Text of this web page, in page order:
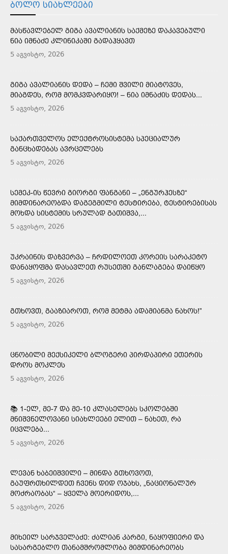
ᲑᲝᲚᲝ ᲡᲘᲐᲮᲚᲔᲔᲑᲘ
ᲛᲐᲡᲬᲐᲕᲚᲔᲑᲔᲚ ᲒᲘᲒᲐ ᲐᲕᲐᲚᲘᲐᲜᲘᲡ ᲡᲐᲥᲛᲔᲖᲔ ᲓᲐᲙᲐᲕᲔᲑᲣᲚᲘ
ᲜᲘᲐ ᲘᲛᲜᲐᲫᲔ ᲙᲚᲘᲜᲘᲙᲐᲨᲘ ᲒᲐᲓᲐᲰᲧᲐᲕᲗ
5 აგვისტო, 2026
ᲒᲘᲒᲐ ᲐᲕᲐᲚᲘᲐᲜᲘᲡ ᲓᲔᲓᲐ – ᲩᲔᲛᲘ ᲨᲕᲘᲚᲘ ᲛᲘᲐᲢᲝᲕᲔᲡ,
ᲛᲘᲐᲒᲓᲔᲡ, ᲠᲝᲛ ᲛᲝᲛᲙᲕᲓᲐᲠᲘᲧᲝ! – ᲜᲘᲐ ᲘᲛᲜᲐᲫᲘᲡ ᲓᲔᲓᲐᲡ...
5 აგვისტო, 2026
ᲡᲐᲥᲐᲠᲗᲕᲔᲚᲝᲡ ᲔᲚᲔᲥᲢᲠᲝᲡᲘᲡᲢᲔᲛᲐ ᲡᲞᲔᲪᲘᲐᲚᲣᲠ
ᲒᲐᲜᲪᲮᲐᲓᲔᲑᲐᲡ ᲐᲕᲠᲪᲔᲚᲔᲑᲡ
5 აგვისტო, 2026
ᲡᲔᲛᲔᲙ-ᲘᲡ ᲬᲔᲕᲠᲘ ᲒᲘᲝᲠᲒᲘ ᲤᲐᲜᲒᲐᲜᲘ – „ᲔᲜᲒᲣᲠᲰᲔᲡᲖᲔ“
ᲛᲘᲛᲓᲘᲜᲐᲠᲔᲝᲑᲓᲐ ᲓᲐᲒᲔᲒᲛᲘᲚᲘ ᲢᲔᲡᲢᲘᲠᲔᲑᲐ, ᲢᲔᲡᲢᲘᲠᲔᲑᲘᲡᲐᲡ
ᲛᲝᲮᲓᲐ ᲡᲘᲡᲢᲔᲛᲘᲡ ᲡᲠᲣᲚᲐᲓ ᲒᲐᲗᲘᲨᲕᲐ,...
5 აგვისტო, 2026
ᲣᲙᲠᲐᲘᲜᲘᲡ ᲓᲐᲖᲕᲔᲠᲕᲐ – ᲩᲠᲓᲘᲚᲝᲔᲗ ᲙᲝᲠᲔᲘᲡ ᲡᲐᲠᲐᲙᲔᲢᲝ
ᲓᲐᲜᲐᲧᲝᲤᲛᲐ ᲓᲐᲡᲐᲕᲚᲔᲗ ᲠᲣᲡᲔᲗᲨᲘ ᲒᲐᲜᲚᲐᲒᲔᲑᲐ ᲓᲐᲘᲬᲧᲝ
5 აგვისტო, 2026
ᲒᲗᲮᲝᲕᲗ, ᲒᲐᲐᲖᲘᲐᲠᲝᲗ, ᲠᲝᲛ ᲛᲔᲢᲛᲐ ᲐᲓᲐᲛᲘᲐᲜᲛᲐ ᲜᲐᲮᲝᲡ!”
5 აგვისტო, 2026
ᲪᲜᲝᲑᲘᲚᲘ ᲛᲔᲥᲡᲘᲙᲔᲚᲘ ᲑᲚᲝᲒᲔᲠᲘ ᲞᲘᲠᲓᲐᲞᲘᲠᲘ ᲔᲗᲔᲠᲘᲡ
ᲓᲠᲝᲡ ᲛᲝᲙᲚᲔᲡ
5 აგვისტო, 2026
📚 1-ᲔᲚ, ᲛᲔ-7 ᲓᲐ ᲛᲔ-10 ᲙᲚᲐᲡᲔᲚᲔᲑᲡ ᲡᲙᲝᲚᲔᲑᲨᲘ
ᲛᲜᲘᲨᲕᲜᲔᲚᲝᲕᲐᲜᲘ ᲡᲘᲐᲮᲚᲔᲔᲑᲘ ᲔᲚᲘᲗ – ᲜᲐᲮᲔᲗ, ᲠᲐ
ᲘᲪᲕᲚᲔᲑᲐ...
5 აგვისტო, 2026
ᲚᲔᲕᲐᲜ ᲮᲐᲑᲔᲘᲨᲕᲘᲚᲘ – ᲛᲘᲜᲓᲐ ᲒᲗᲮᲝᲕᲝᲗ,
ᲒᲐᲣᲤᲠᲗᲮᲘᲚᲓᲔᲗ ᲩᲕᲔᲜᲡ ᲓᲘᲓ ᲝᲯᲐᲮᲡ, „ᲜᲐᲪᲘᲝᲜᲐᲚᲣᲠ
ᲛᲝᲫᲠᲐᲝᲑᲐᲡ“ – ᲧᲕᲔᲚᲐ ᲛᲝᲔᲠᲘᲓᲝᲡ,...
5 აგვისტო, 2026
ᲛᲘᲮᲔᲘᲚ ᲡᲐᲠᲯᲕᲔᲚᲐᲫᲔ: ᲫᲐᲚᲘᲐᲜ ᲙᲐᲠᲒᲘ, ᲜᲐᲧᲝᲤᲘᲔᲠᲘ ᲓᲐ
ᲡᲐᲡᲐᲠᲒᲔᲑᲚᲝ ᲗᲐᲜᲐᲛᲨᲠᲝᲛᲚᲝᲑᲐ ᲛᲘᲛᲓᲘᲜᲐᲠᲔᲝᲑᲡ